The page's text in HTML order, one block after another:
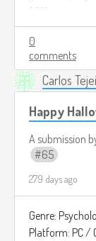
pass.
The ultimate
Depending on
have saved
Image credits:
media.com/en/
0
comments
Carlos
Happy
A submission
65
279 days ago
Genre:
Platform: PC /